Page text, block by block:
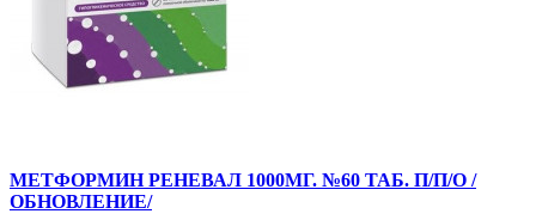
МЕТФОРМИН РЕНЕВАЛ 1000МГ. №60 ТАБ. П/П/О /
ОБНОВЛЕНИЕ/